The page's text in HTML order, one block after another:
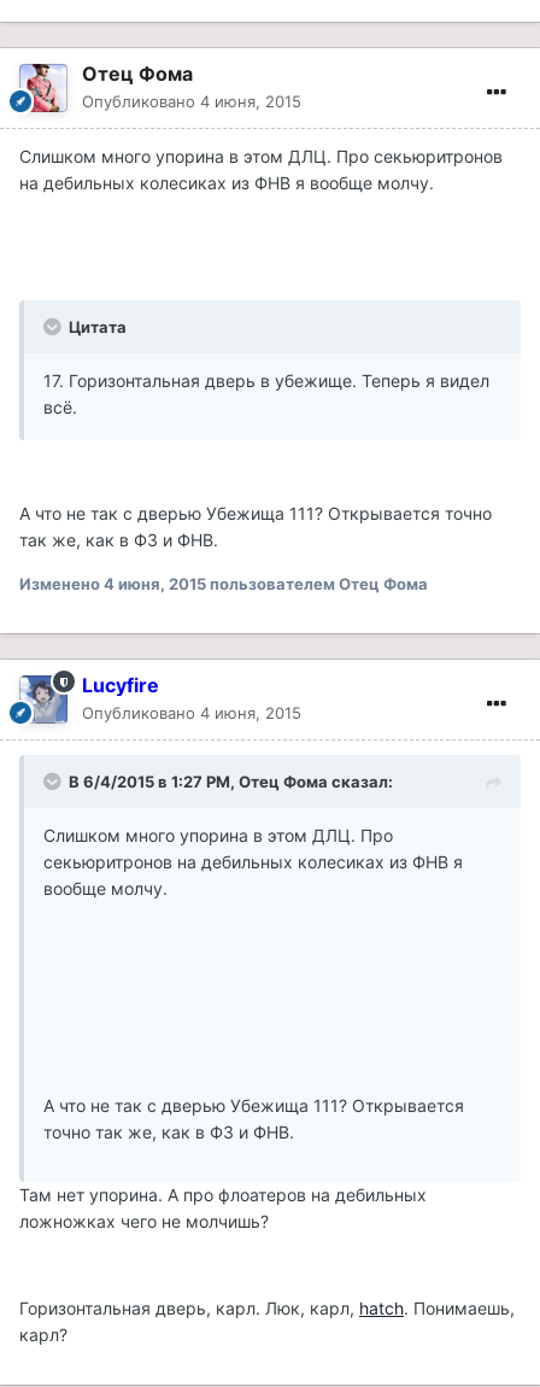
Отец Фома
Опубликовано 4 июня, 2015
Слишком много упорина в этом ДЛЦ. Про секьюритронов
на дебильных колесиках из ФНВ я вообще молчу.
Цитата
17. Горизонтальная дверь в убежище. Теперь я видел
всё.
А что не так с дверью Убежища 111? Открывается точно
так же, как в Ф3 и ФНВ.
Изменено4 июня, 2015пользователем Отец Фома
Lucyfire
Опубликовано 4 июня, 2015
В 6/4/2015 в 1:27 PM, Отец Фома сказал:
Слишком много упорина в этом ДЛЦ. Про
секьюритронов на дебильных колесиках из ФНВ я
вообще молчу.
А что не так с дверью Убежища 111? Открывается
точно так же, как в Ф3 и ФНВ.
Там нет упорина. А про флоатеров на дебильных
ложножках чего не молчишь?
Горизонтальная дверь, карл. Люк, карл, hatch. Понимаешь,
карл?